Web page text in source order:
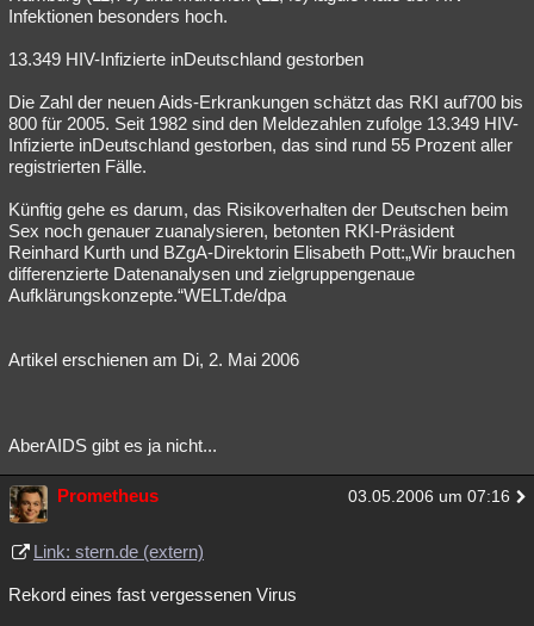
Infektionen besonders hoch.
13.349 HIV-Infizierte inDeutschland gestorben
Die Zahl der neuen Aids-Erkrankungen schätzt das RKI auf700 bis
800 für 2005. Seit 1982 sind den Meldezahlen zufolge 13.349 HIV-
Infizierte inDeutschland gestorben, das sind rund 55 Prozent aller
registrierten Fälle.
Künftig gehe es darum, das Risikoverhalten der Deutschen beim
Sex noch genauer zuanalysieren, betonten RKI-Präsident
Reinhard Kurth und BZgA-Direktorin Elisabeth Pott:„Wir brauchen
differenzierte Datenanalysen und zielgruppengenaue
Aufklärungskonzepte.“WELT.de/dpa
Artikel erschienen am Di, 2. Mai 2006
AberAIDS gibt es ja nicht...
Prometheus 03.05.2006 um 07:16
Link: stern.de (extern)
Rekord eines fast vergessenen Virus